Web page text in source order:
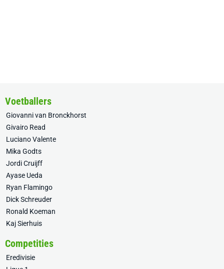
Voetballers
Giovanni van Bronckhorst
Givairo Read
Luciano Valente
Mika Godts
Jordi Cruijff
Ayase Ueda
Ryan Flamingo
Dick Schreuder
Ronald Koeman
Kaj Sierhuis
Competities
Eredivisie